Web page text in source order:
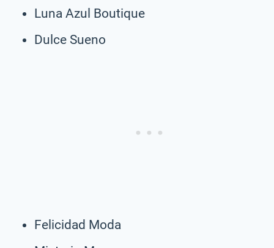
Luna Azul Boutique
Dulce Sueno
Felicidad Moda